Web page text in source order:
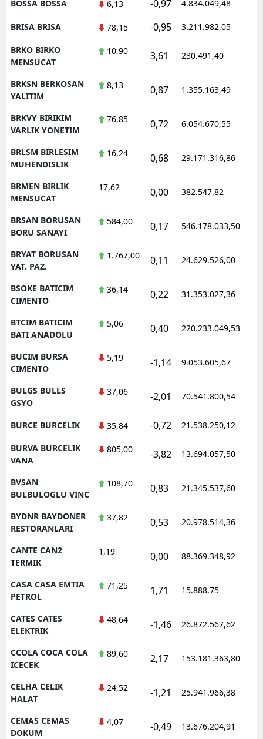
BOSSA BOSSA 6,13 -0,97 4.834.049,48
BRISA BRISA 78,15 -0,95 3.211.982,05
BRKO BIRKO
MENSUCAT
10,90 3,61 230.491,40
BRKSN BERKOSAN
YALITIM
8,13 0,87 1.355.163,49
BRKVY BIRIKIM
VARLIK YONETIM
76,85 0,72 6.054.670,55
BRLSM BIRLESIM
MUHENDISLIK
16,24 0,68 29.171.316,86
BRMEN BIRLIK
MENSUCAT
17,62 0,00 382.547,82
BRSAN BORUSAN
BORU SANAYI
584,00 0,17 546.178.033,50
BRYAT BORUSAN
YAT. PAZ.
1.767,00 0,11 24.629.526,00
BSOKE BATICIM
CIMENTO
36,14 0,22 31.353.027,36
BTCIM BATICIM
BATI ANADOLU
5,06 0,40 220.233.049,53
BUCIM BURSA
CIMENTO
5,19 -1,14 9.053.605,67
BULGS BULLS
GSYO
37,06 -2,01 70.541.800,54
BURCE BURCELIK 35,84 -0,72 21.538.250,12
BURVA BURCELIK
VANA
805,00 -3,82 13.694.057,50
BVSAN
BULBULOGLU VINC
108,70 0,83 21.345.537,60
BYDNR BAYDONER
RESTORANLARI
37,82 0,53 20.978.514,36
CANTE CAN2
TERMIK
1,19 0,00 88.369.348,92
CASA CASA EMTIA
PETROL
71,25 1,71 15.888,75
CATES CATES
ELEKTRIK
48,64 -1,46 26.872.567,62
CCOLA COCA COLA
ICECEK
89,60 2,17 153.181.363,80
CELHA CELIK
HALAT
24,52 -1,21 25.941.966,38
CEMAS CEMAS
DOKUM
4,07 -0,49 13.676.204,91